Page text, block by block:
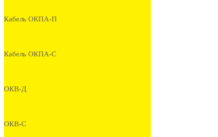
Кабель ОКПА-П
Кабель ОКПА-С
ОКВ-Д
ОКВ-С